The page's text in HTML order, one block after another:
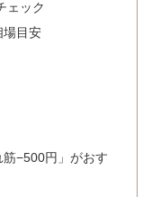
ェック
場目安
−500円」がおす